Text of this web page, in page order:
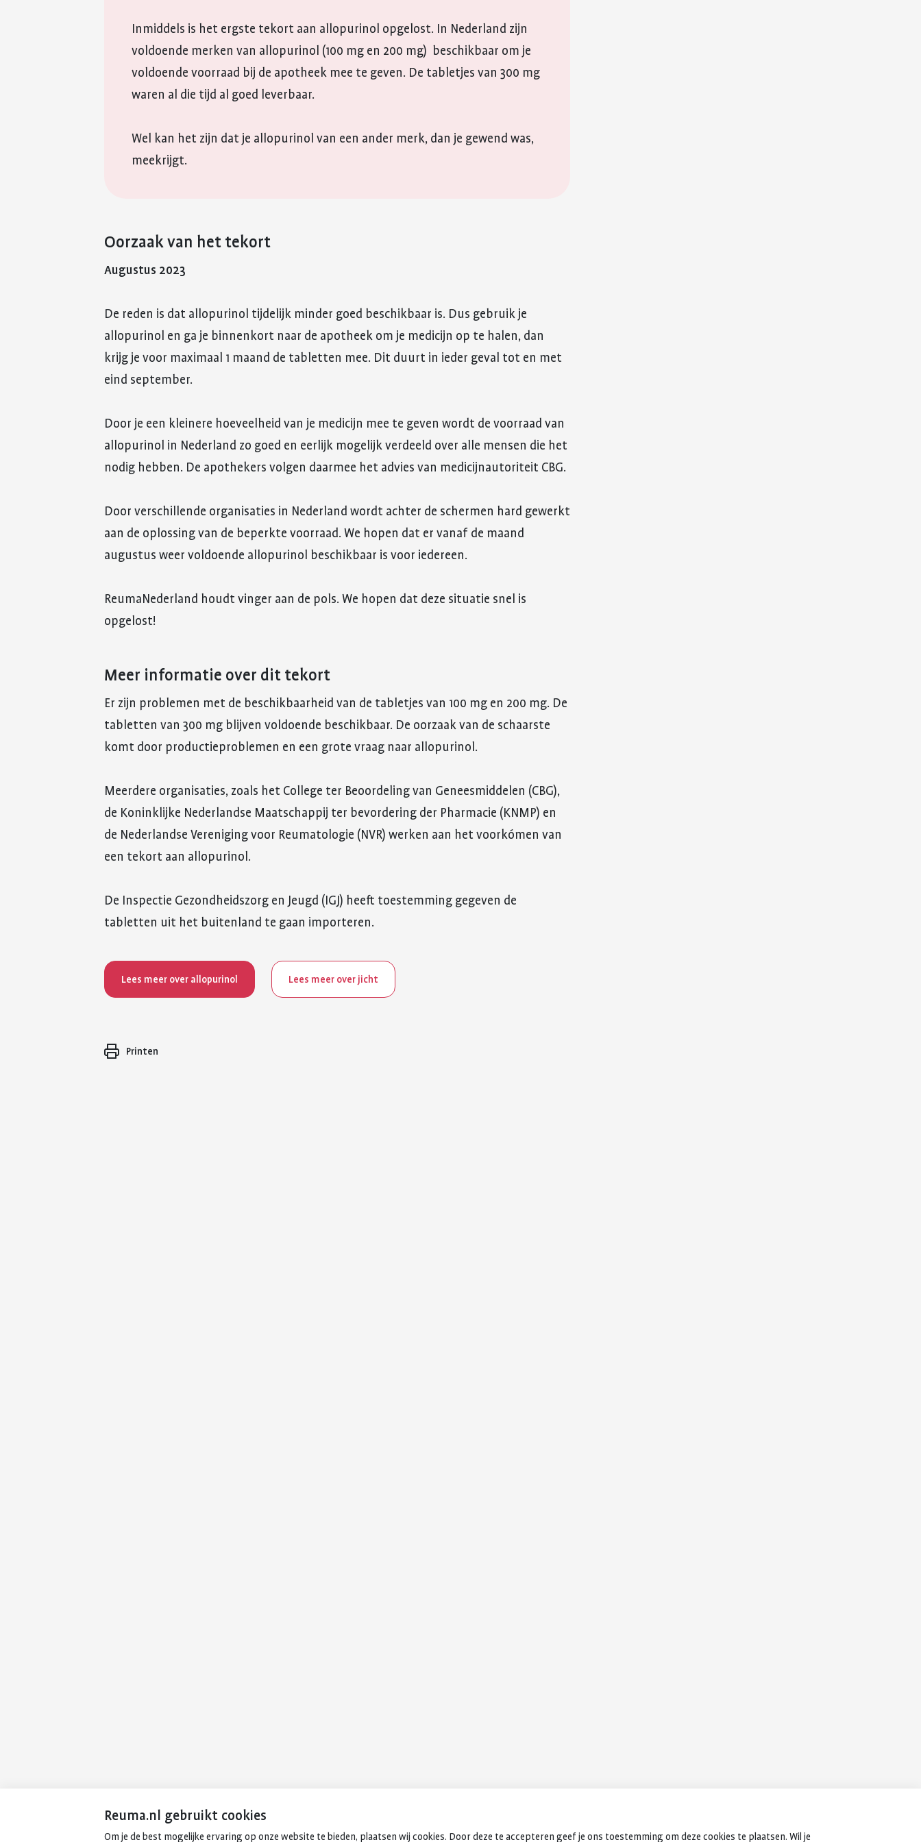
Reuma.nl gebruikt cookies
Om je de best mogelijke ervaring op onze website te bieden, plaatsen wij cookies. Door deze te accepteren geef je ons toestemming om deze cookies te plaatsen. Wil je
Inmiddels is het ergste tekort aan allopurinol opgelost. In Nederland zijn
voldoende merken van allopurinol (100 mg en 200 mg) beschikbaar om je
voldoende voorraad bij de apotheek mee te geven. De tabletjes van 300 mg
waren al die tijd al goed leverbaar.
Wel kan het zijn dat je allopurinol van een ander merk, dan je gewend was,
meekrijgt.
Oorzaak van het tekort
Augustus 2023
De reden is dat allopurinol tijdelijk minder goed beschikbaar is. Dus gebruik je
allopurinol en ga je binnenkort naar de apotheek om je medicijn op te halen, dan
krijg je voor maximaal 1 maand de tabletten mee. Dit duurt in ieder geval tot en met
eind september.
Door je een kleinere hoeveelheid van je medicijn mee te geven wordt de voorraad van
allopurinol in Nederland zo goed en eerlijk mogelijk verdeeld over alle mensen die het
nodig hebben. De apothekers volgen daarmee het advies van medicijnautoriteit CBG.
Door verschillende organisaties in Nederland wordt achter de schermen hard gewerkt
aan de oplossing van de beperkte voorraad. We hopen dat er vanaf de maand
augustus weer voldoende allopurinol beschikbaar is voor iedereen.
ReumaNederland houdt vinger aan de pols. We hopen dat deze situatie snel is
opgelost!
Meer informatie over dit tekort
Er zijn problemen met de beschikbaarheid van de tabletjes van 100 mg en 200 mg. De
tabletten van 300 mg blijven voldoende beschikbaar. De oorzaak van de schaarste
komt door productieproblemen en een grote vraag naar allopurinol.
Meerdere organisaties, zoals het College ter Beoordeling van Geneesmiddelen (CBG),
de Koninklijke Nederlandse Maatschappij ter bevordering der Pharmacie (KNMP) en
de Nederlandse Vereniging voor Reumatologie (NVR) werken aan het voorkómen van
een tekort aan allopurinol.
De Inspectie Gezondheidszorg en Jeugd (IGJ) heeft toestemming gegeven de
tabletten uit het buitenland te gaan importeren.
Lees meer over allopurinol Lees meer over jicht
Printen